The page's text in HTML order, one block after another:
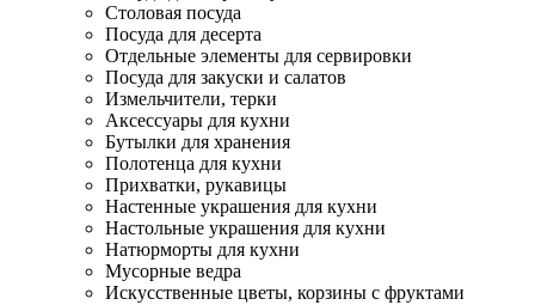
Столовая посуда
Посуда для десерта
Отдельные элементы для сервировки
Посуда для закуски и салатов
Измельчители, терки
Аксессуары для кухни
Бутылки для хранения
Полотенца для кухни
Прихватки, рукавицы
Настенные украшения для кухни
Настольные украшения для кухни
Натюрморты для кухни
Мусорные ведра
Искусственные цветы, корзины с фруктами